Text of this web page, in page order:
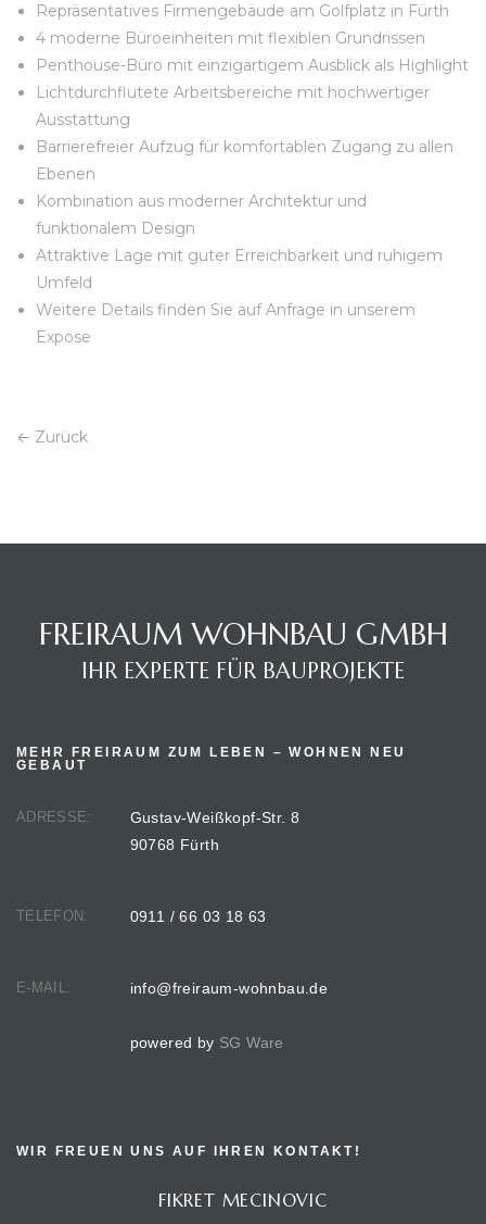
Repräsentatives Firmengebäude am Golfplatz in Fürth
4 moderne Büroeinheiten mit flexiblen Grundrissen
Penthouse-Büro mit einzigartigem Ausblick als Highlight
Lichtdurchflutete Arbeitsbereiche mit hochwertiger
Ausstattung
Barrierefreier Aufzug für komfortablen Zugang zu allen
Ebenen
Kombination aus moderner Architektur und
funktionalem Design
Attraktive Lage mit guter Erreichbarkeit und ruhigem
Umfeld
Weitere Details finden Sie auf Anfrage in unserem
Expose
← Zurück
FREIRAUM WOHNBAU GMBH
IHR EXPERTE FÜR BAUPROJEKTE
MEHR FREIRAUM ZUM LEBEN – WOHNEN NEU
GEBAUT
ADRESSE:
Gustav-Weißkopf-Str. 8
90768 Fürth
TELEFON: 0911 / 66 03 18 63
E-MAIL: info@freiraum-wohnbau.de
powered by SG Ware
WIR FREUEN UNS AUF IHREN KONTAKT!
FIKRET MECINOVIC